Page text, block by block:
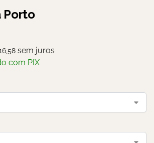
Porto
sem juros
com PIX